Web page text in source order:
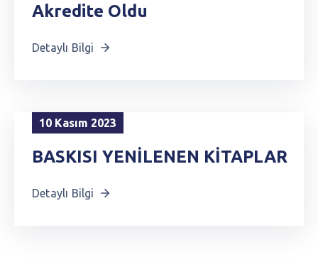
Akredite Oldu
Detaylı Bilgi
10 Kasım 2023
BASKISI YENİLENEN KİTAPLAR
Detaylı Bilgi